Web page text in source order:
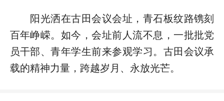
阳光洒在古田会议会址，青石板纹路镌刻
百年峥嵘。如今，会址前人流不息，一批批党
员干部、青年学生前来参观学习。古田会议承
载的精神力量，跨越岁月、永放光芒。